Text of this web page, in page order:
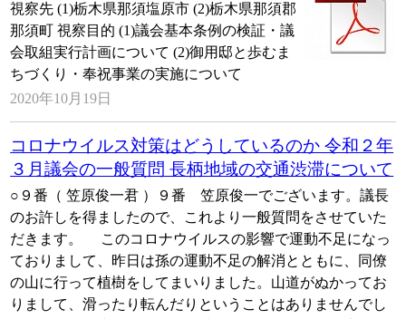
視察先 (1)栃木県那須塩原市 (2)栃木県那須郡
那須町 視察目的 (1)議会基本条例の検証・議
会取組実行計画について (2)御用邸と歩むま
ちづくり・奉祝事業の実施について
2020年10月19日
コロナウイルス対策はどうしているのか 令和２年
３月議会の一般質問 長柄地域の交通渋滞について
○９番（ 笠原俊一君 ）９番 笠原俊一でございます。議長
のお許しを得ましたので、これより一般質問をさせていた
だきます。 このコロナウイルスの影響で運動不足になっ
ておりまして、昨日は孫の運動不足の解消とともに、同僚
の山に行って植樹をしてまいりました。山道がぬかってお
りまして、滑ったり転んだりということはありませんでし